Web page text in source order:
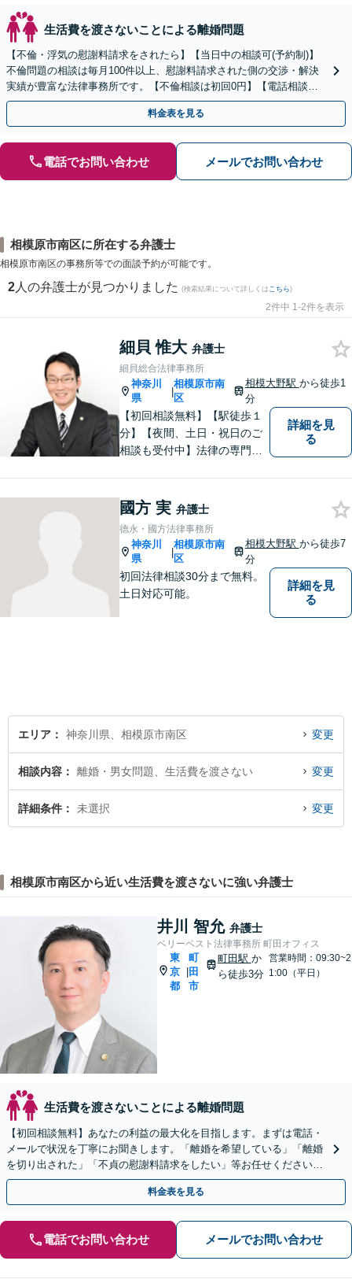
生活費を渡さないことによる離婚問題
【不倫・浮気の慰謝料請求をされたら】【当日中の相談可(予約制)】
不倫問題の相談は毎月100件以上、慰謝料請求された側の交渉・解決
実績が豊富な法律事務所です。【不倫相談は初回0円】【電話相談で
ご契約まで対応可/来所不要】
料金表を見る
電話でお問い合わせ メールでお問い合わせ
相模原市南区に所在する弁護士
相模原市南区の事務所等での面談予約が可能です。
2 人の弁護士が見つかりました (検索結果について詳しくは こちら)
2件中 1-2件を表示
細貝 惟大 弁護士
細貝総合法律事務所
神奈川
県
|
相模原市南
区
相模大野駅 から徒歩1
分
【初回相談無料】【駅徒歩１
分】【夜間、土日・祝日のご
相談も受付中】法律の専門家
詳細を見
る
國方 実 弁護士
德永・國方法律事務所
神奈川
県
|
相模原市南
区
相模大野駅 から徒歩7
分
初回法律相談30分まで無料。
土日対応可能。
詳細を見
る
エリア 神奈川県、相模原市南区 変更
相談内容 離婚・男女問題、生活費を渡さない 変更
詳細条件 未選択 変更
相模原市南区から近い生活費を渡さないに強い弁護士
井川 智允 弁護士
ベリーベスト法律事務所 町田オフィス
東
京
都
町
田
市
町田駅 か
ら徒歩3分
営業時間：09:30~2
1:00（平日）
生活費を渡さないことによる離婚問題
【初回相談無料】あなたの利益の最大化を目指します。まずは電話・
メールで状況を丁寧にお聞きします。「離婚を希望している」「離婚
を切り出された」「不貞の慰謝料請求をしたい」等お任せください。
【リーズナブルな料金設定】
料金表を見る
電話でお問い合わせ メールでお問い合わせ